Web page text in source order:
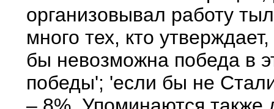
организовывал работу
много тех, кто
бы невозможна победа в
победы'; 'если бы не